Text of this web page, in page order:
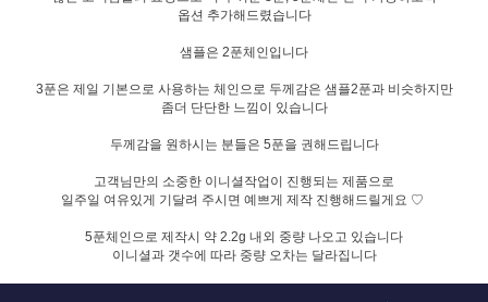
옵션 추가해드렸습니다
샘플은 2푼체인입니다
3푼은 제일 기본으로 사용하는 체인으로 두께감은 샘플2푼과 비슷하지만
좀더 단단한 느낌이 있습니다
두께감을 원하시는 분들은 5푼을 권해드립니다
고객님만의 소중한 이니셜작업이 진행되는 제품으로
일주일 여유있게 기달려 주시면 예쁘게 제작 진행해드릴게요 ♡
5푼체인으로 제작시 약 2.2g 내외 중량 나오고 있습니다
이니셜과 갯수에 따라 중량 오차는 달라집니다